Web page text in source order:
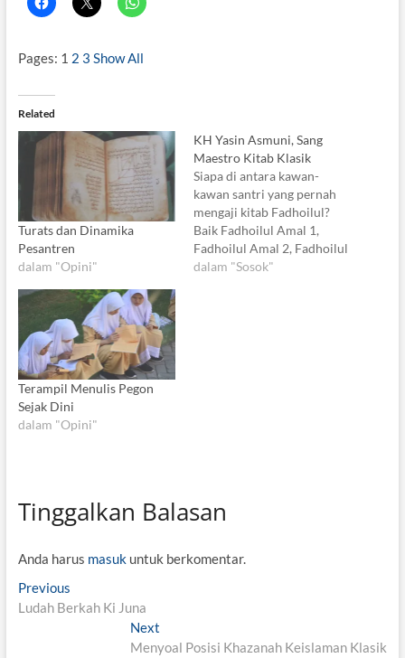
Pages: 1 2 3 Show All
Related
Turats dan Dinamika
Pesantren
dalam "Opini"
KH Yasin Asmuni, Sang
Maestro Kitab Klasik
Siapa di antara kawan-
kawan santri yang pernah
mengaji kitab Fadhoilul?
Baik Fadhoilul Amal 1,
Fadhoilul Amal 2, Fadhoilul
Amal 3, atau
dalam "Sosok"
Terampil Menulis Pegon
Sejak Dini
dalam "Opini"
Tinggalkan Balasan
Anda harus masukuntuk berkomentar.
N
a
Previous
r
Ludah Berkah Ki Juna
Next
e
Menyoal Posisi Khazanah Keislaman Klasik